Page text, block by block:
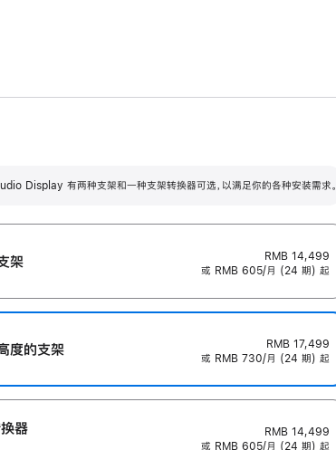
毫米的高度调节范围。
Display 有两种支架和一种支架转换器可选，以满足你的各种安装需求。
架
RMB 14,499
或 RMB 605/月 (24 期) 起
度的支‍架
RMB 17,499
或 RMB 730/月 (24 期) 起
器
RMB 14,499
或 RMB 605/月 (24 期) 起